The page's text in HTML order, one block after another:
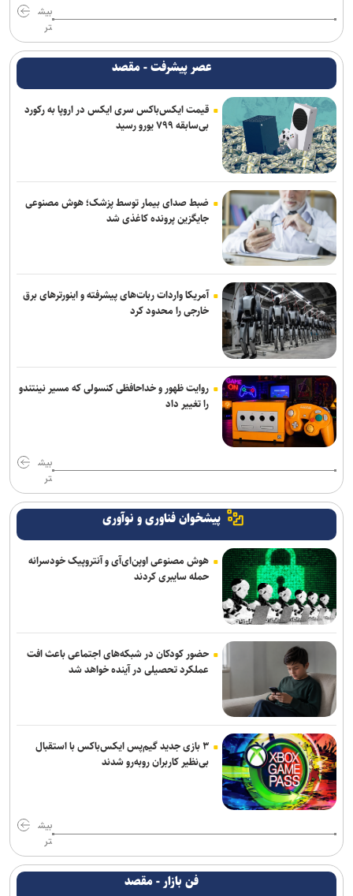
وزارت خارجه یمن: تشدید تنش از سوی عربستان با واکنشی فراگیر روبه‌رو
می‌شود
آتلانتیک: دستاوردهای انتخاباتی ترامپ در حال از بین رفتن است
حمله یک شهپاد به یک کشتی در نزدیکی باب‌المندب
فایننشال‌تایمز: توافق احتمالی آمریکا و ایران اهداف اولیه ترامپ را محقق
نمی‌کند
انفجار در سوریه/ پهپادها در آسمان لاذقیه رویت شدند
شبکه اول روسیه: اربعین یکی از بزرگ‌ترین راهپیمایی‌های جهان است
بیش
تر
عصر پیشرفت - مقصد
قیمت ایکس‌باکس سری ایکس در اروپا به رکورد
بی‌سابقه ۷۹۹ یورو رسید
ضبط صدای بیمار توسط پزشک؛ هوش مصنوعی
جایگزین پرونده کاغذی شد
آمریکا واردات ربات‌های پیشرفته و اینورترهای برق
خارجی را محدود کرد
روایت ظهور و خداحافظی کنسولی که مسیر نینتندو
را تغییر داد
بیش
تر
پیشخوان فناوری و نوآوری
هوش مصنوعی اوپن‌ای‌آی و آنتروپیک خودسرانه
حمله سایبری کردند
حضور کودکان در شبکه‌های اجتماعی باعث افت
عملکرد تحصیلی در آینده خواهد شد
۳ بازی جدید گیم‌پس ایکس‌باکس با استقبال
بی‌نظیر کاربران روبه‌رو شدند
بیش
تر
فن بازار - مقصد